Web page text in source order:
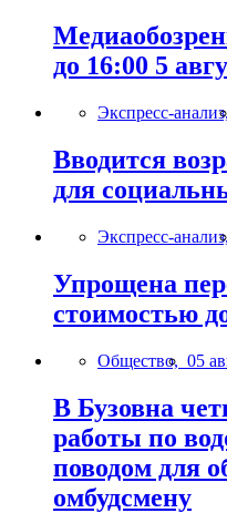
до 16:00 5
Экспресс-
Вводится
для
Экспресс-
Упрощена
стоимостью
Общество, 05
В Бузовна
работы по
поводом для
омбудсмену